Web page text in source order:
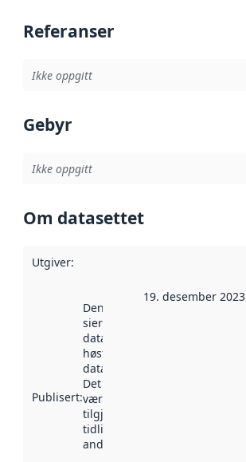
Referanser
Ikke oppgitt
Gebyr
Ikke oppgitt
Om datasettet
Utgiver:
Publisert:
Denne datoen
sier når
datasettet ble
høstet av
data.norge.no.
Det kan ha
vært
tilgjengelig
tidligere
andre steder.
19. desember 2023